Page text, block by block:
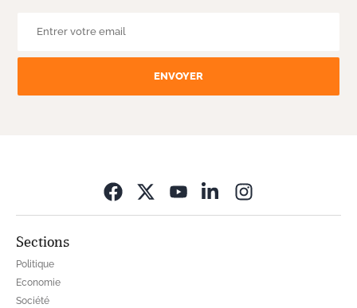
ENVOYER
Sections
Politique
Economie
Société